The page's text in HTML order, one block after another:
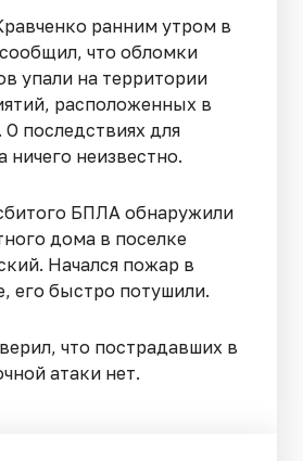
ранним утром в
что обломки
упали на территории
расположенных в
О последствиях для
ничего неизвестно.
БПЛА обнаружили
дома в поселке
Начался пожар в
его быстро потушили.
что пострадавших в
атаки нет.